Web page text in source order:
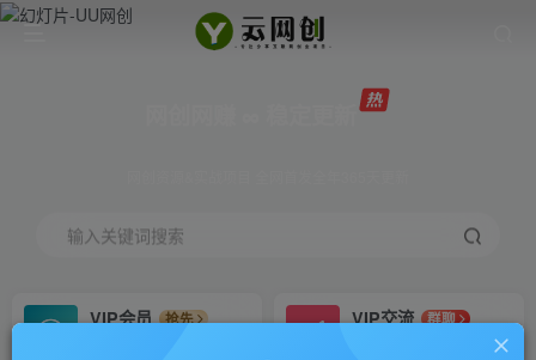
输入关键词搜索
VIP会员
抢先
VIP交流
群聊
研究探讨更多创业项目路子。